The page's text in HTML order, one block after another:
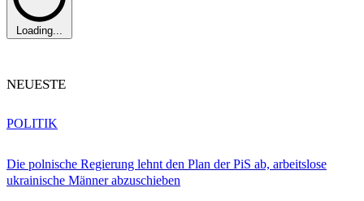
Loading...
NEUESTE
Die polnische Regierung lehnt den Plan der PiS ab, arbeitslose
ukrainische Männer abzuschieben
POLITIK